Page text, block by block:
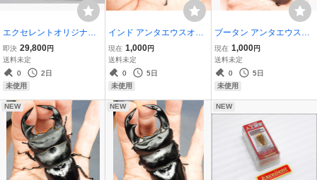
エクセレントオリジナル
菌糸瓶プレス機
即決 29,800円
送料未定
0
2日
未使用
インド アンタエウスオオ
クワガタ ガントク最強血
統(CB)特大♀56.2ｍｍ
現在 1,000円
送料未定
0
5日
未使用
ブータン アンタエウスオ
オクワガタ トンサ怪物血
統(F9)♂85ｍｍ♀48.5ｍｍ
現在 1,000円
送料未定
0
5日
未使用
NEW NEW NEW